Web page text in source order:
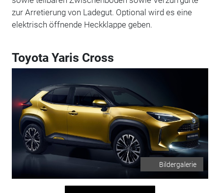
zur Arretierung von Ladegut. Optional wird es eine
elektrisch öffnende Heckklappe geben.
Toyota Yaris Cross
Bildergalerie